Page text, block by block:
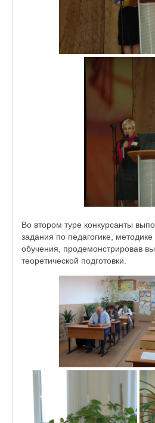
Во втором туре конкурсанты
задания по педагогике, методике
обучения, продемонстрировав
теоретической подготовки.